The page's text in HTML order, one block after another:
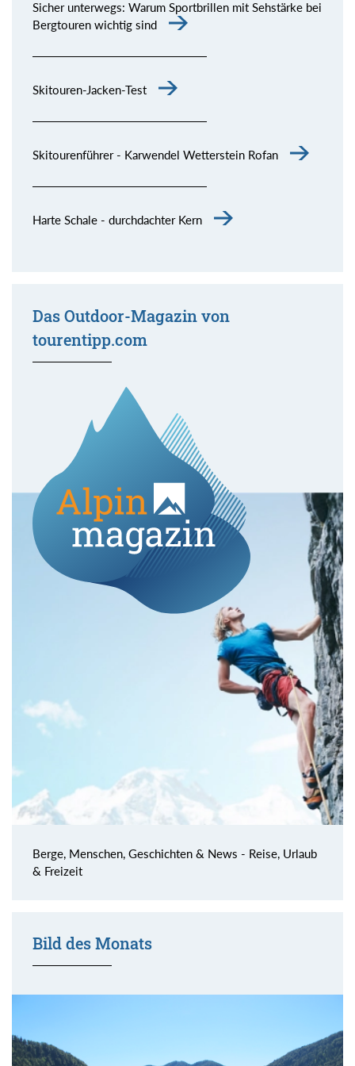
Sicher unterwegs: Warum Sportbrillen mit Sehstärke bei
Bergtouren wichtig sind
Skitouren-Jacken-Test
Skitourenführer - Karwendel Wetterstein Rofan
Harte Schale - durchdachter Kern
Das Outdoor-Magazin von
tourentipp.com
Berge, Menschen, Geschichten & News - Reise, Urlaub
& Freizeit
Bild des Monats